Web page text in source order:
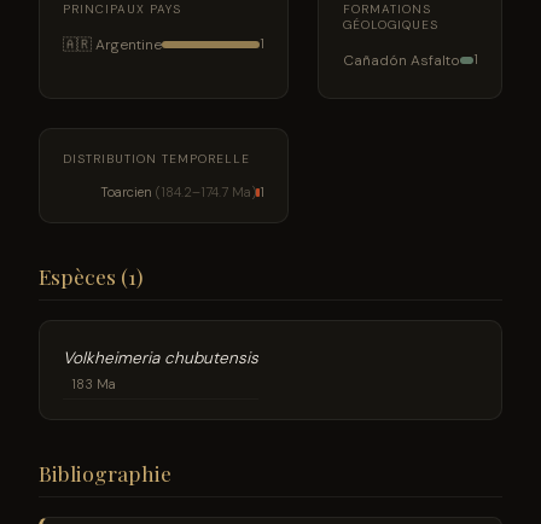
PRINCIPAUX PAYS
🇦🇷 Argentine 1
FORMATIONS
GÉOLOGIQUES
Cañadón Asfalto 1
DISTRIBUTION TEMPORELLE
Toarcien (184.2–174.7 Ma) 1
Espèces (1)
Volkheimeria chubutensis
183 Ma
Bibliographie